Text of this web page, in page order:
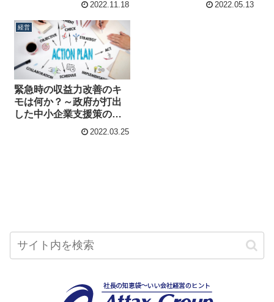
2022.11.18 2022.05.13
経営
緊急時の収益力改善のキ
モは何か？～政府が打出
した中小企業支援策の要
2022.03.25